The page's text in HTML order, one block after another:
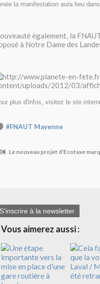
la manifestation aura lieu
également, la
à Notre Dame des
plus d'infos, visitez le ste
#FNAUT Mayenne
Le nouveau projet d'Ecotaxe
S'inscrire à la newsletter
Vous aimerez aussi :